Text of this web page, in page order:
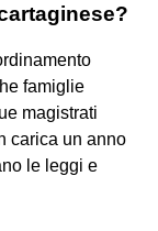
famiglie
magistrati
carica un anno
le leggi e